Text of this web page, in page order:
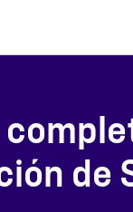
de